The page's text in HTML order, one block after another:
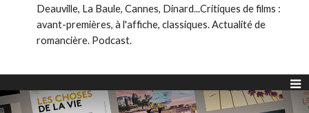
Deauville, La Baule, Cannes, Dinard...Critiques de films :
avant-premières, à l'affiche, classiques. Actualité de
romancière. Podcast.